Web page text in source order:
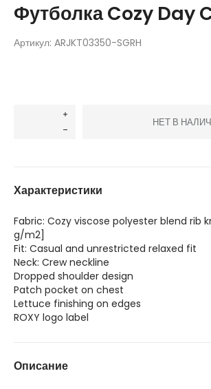
Футболка Cozy Day
Артикул: ARJKT03350-SGRH
НЕТ В
Характеристики
Fabric: Cozy viscose polyester blend rib
g/m2]
Fit: Casual and unrestricted relaxed fit
Neck: Crew neckline
Dropped shoulder design
Patch pocket on chest
Lettuce finishing on edges
ROXY logo label
Описание